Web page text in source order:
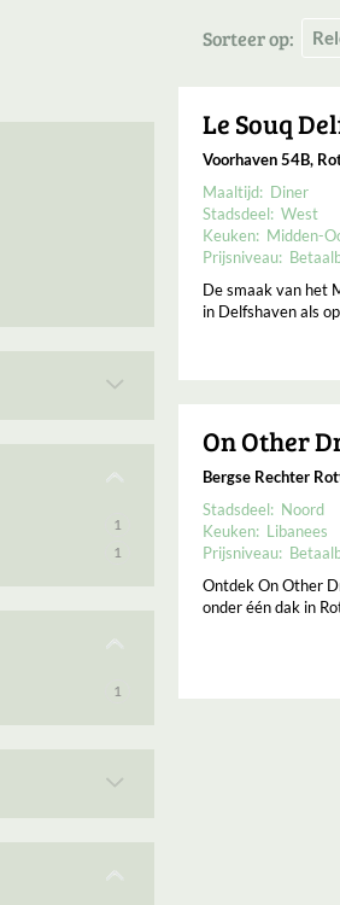
1
1
1
Sorteer op:
Le Souq
Voorhaven 54B,
Maaltijd: Diner
Stadsdeel: West
Keuken: Midden-
Prijsniveau:
De smaak van het
in Delfshaven als
On Other
Bergse Rechter
Stadsdeel: Noord
Keuken: Libanees
Prijsniveau:
Ontdek On Other
onder één dak in